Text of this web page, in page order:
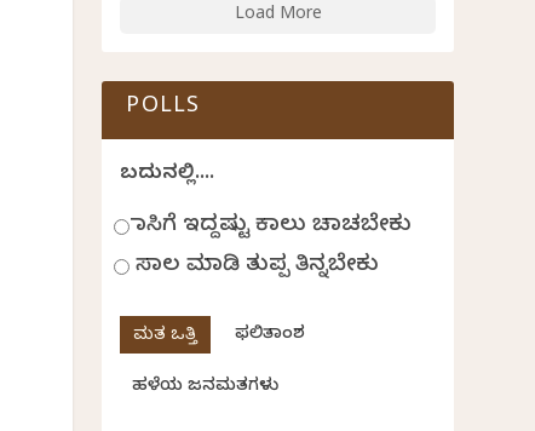
Load More
POLLS
ಬದುಕಿನಲ್ಲಿ....
ಹಾಸಿಗೆ ಇದ್ದಷ್ಟು ಕಾಲು ಚಾಚಬೇಕು
ಸಾಲ ಮಾಡಿ ತುಪ್ಪ ತಿನ್ನಬೇಕು
ಫಲಿತಾಂಶ
ಹಳೆಯ ಜನಮತಗಳು